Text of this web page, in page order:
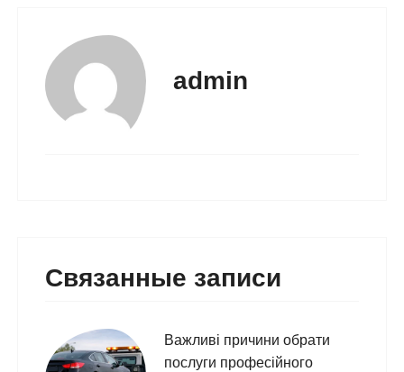
admin
Связанные записи
Важливі причини обрати
послуги професійного